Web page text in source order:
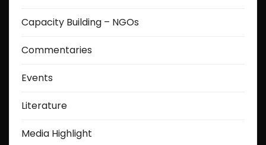
Capacity Building – NGOs
Commentaries
Events
Literature
Media Highlight